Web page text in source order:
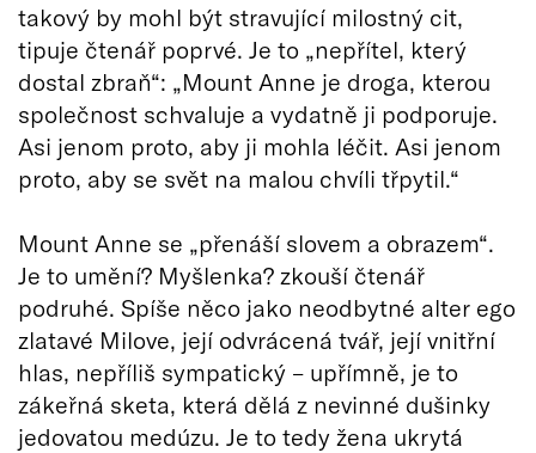
takový by mohl být stravující milostný cit,
tipuje čtenář poprvé. Je to „nepřítel, který
dostal zbraň“: „Mount Anne je droga, kterou
společnost schvaluje a vydatně ji podporuje.
Asi jenom proto, aby ji mohla léčit. Asi jenom
proto, aby se svět na malou chvíli třpytil.“
Mount Anne se „přenáší slovem a obrazem“.
Je to umění? Myšlenka? zkouší čtenář
podruhé. Spíše něco jako neodbytné alter ego
zlatavé Milove, její odvrácená tvář, její vnitřní
hlas, nepříliš sympatický – upřímně, je to
zákeřná sketa, která dělá z nevinné dušinky
jedovatou medúzu. Je to tedy žena ukrytá